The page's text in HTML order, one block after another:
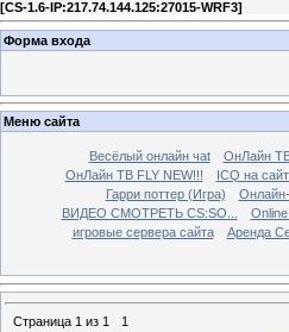
[CS-1.6-IP:217.74.144.125:27015-WRF3]
Форма входа
Меню сайта
Весёлый онлайн чаt ОнЛайн
ОнЛайн ТВ FLY NEW!!!
ICQ на
Гарри поттер (Игра)
Онлайн-
ВИДЕО СМОТРЕТЬ CS:SO...
игровые сервера сайта
Аренда
Страница 1 из 1
1